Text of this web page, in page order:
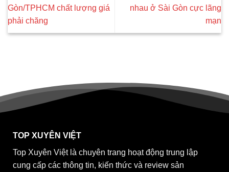
Gòn/TPHCM chất lượng giá
phải chăng
nhau ở Sài Gòn cực lãng
mạn
TOP XUYÊN VIỆT
Top Xuyên Việt là chuyên trang hoạt động trung lập
cung cấp các thông tin, kiến thức và review sản